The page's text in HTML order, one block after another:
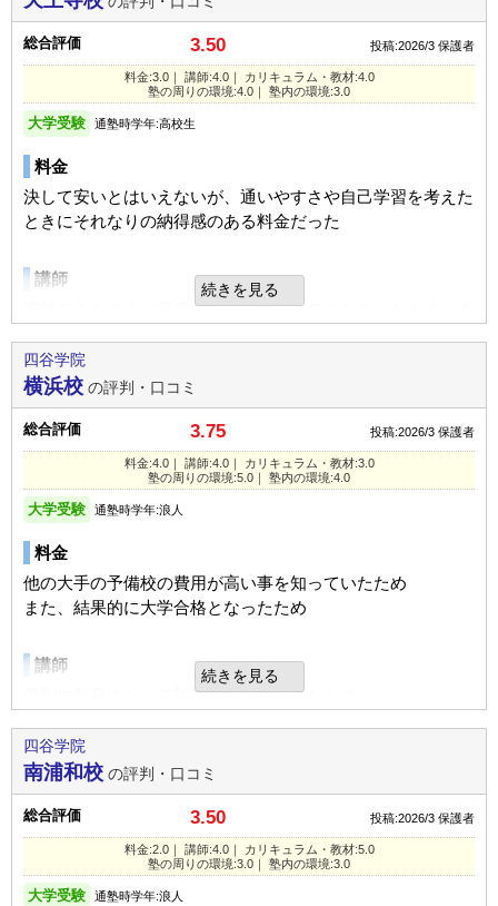
通っていた学校 公立高校（中堅/上位校）
進学できた学校 国立大学（難関校）
工学・建築・技術
通塾の目的
目的の達成度
通塾頻度 週5日以上
1日あたりの授業時間 5時間以上
成績/偏差値変化
入塾時:平均→入塾後:
塾の雰囲気
自由 厳しい
口コミ投稿者ID:2731213
なんば校の教室情報を見る
うということで決めました。５５プログラムが良かったよう
です。
定期テスト
１週間に１度くらいはあったような記憶があります。出来な
い箇所はフォローしてくれたようです。
良いところや要望
親身になって指導して頂いたと思います。感謝しておりま
総合評価
受験対策にはよかったと思います。但し、やはり費用面で予
学生割引がないので負担でした。
利用内容
進学できた学校 私立大学（中堅/上位校）
大学受験
通塾頻度
1日あたりの授業時間 5時間以上
STAY
入塾時:平均 →入塾後:平均
カリキュラム
国立大学ですのでセンター入試が欠かせません 数学も英語
も理科もどれをとってもまず1科目ごとに月ごとに試験があ
り クラスが決まります。それが本人のやる気に繋がったよ
うで良かったと思います。最終的には再難関クラスに入るこ
とができました。
横浜駅のすぐ近くにありますので雨が降っても雪が降っても
歩いて行ける距離にありました。電車で通っていたので大変
便利に使わせていただきました。
塾内の環境
普通の講義室の他に個別の学習室があり1日の大半はその個
別の学習室で過ごしていたようです。個別の学習室は私語も
禁止されているので黙々と勉強ができたと思います。
入塾理由
個別の指導と全体指導がミックスされ朝から晩まで予備校に
通って勉強ができたので とても良かったと思います。
基本テスト対策は自分でするというものです。単元単元ごと
に節目のテストがありそのテストで合格できないと先に進め
ないというルールでした。
宿題
課題はその日に勉強したことをその日のうちにやっておくと
いうことで特にこれをやれというような別メニューはなかっ
たようです。授業は多くの科目が相当なスピードで進んでい
くのでそれに追いつくだけで時間が終わってしまう。
総合評価 3.50 投稿:2026/3 保護者
料金:3.0｜ 講師:4.0｜ カリキュラム・教材:4.0
塾の周りの環境:4.0｜ 塾内の環境:3.0
大学受験 通塾時学年:高校生
料金
決して安いとはいえないが、通いやすさや自己学習を考えた
ときにそれなりの納得感のある料金だった
講師
講師のみなさんが親身になって対応してくださったため、本
カリキュラム
学校に通えていなかった時期もあり、個人にあったペースで
塾の周りの環境
地であるため、多少遅くなっても問題はなかった。
塾内の環境
はない
入塾理由
自宅から通いやすいことと、自己学習がしやすい環境にあっ
たため
定期テスト
定期テストは受験にはあまり影響がなかったため、特段対策
はしていない
続きを見る
四谷学院
横浜校 の評判・口コミ
総合評価 3.75 投稿:2026/3 保護者
料金:4.0｜ 講師:4.0｜ カリキュラム・教材:3.0
塾の周りの環境:5.0｜ 塾内の環境:4.0
大学受験 通塾時学年:浪人
料金
他の大手の予備校の費用が高い事を知っていたため
また、結果的に大学合格となったため
講師
個別に親身になって指導をしてもらったため
カリキュラム
教材は確認できていないため評価できません
塾の周りの環境
続きを見る
四谷学院
南浦和校 の評判・口コミ
総合評価 3.50 投稿:2026/3 保護者
料金:2.0｜ 講師:4.0｜ カリキュラム・教材:5.0
塾の周りの環境:3.0｜ 塾内の環境:3.0
大学受験 通塾時学年:浪人